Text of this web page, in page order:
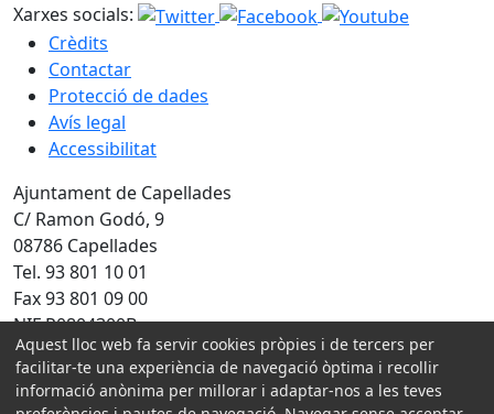
Xarxes socials:
Crèdits
Contactar
Protecció de dades
Avís legal
Accessibilitat
Ajuntament de Capellades
C/ Ramon Godó, 9
08786 Capellades
Tel. 93 801 10 01
Fax 93 801 09 00
NIF P0804300B
Amb la col·laboració de:
Aquest lloc web fa servir cookies pròpies i de tercers per
facilitar-te una experiència de navegació òptima i recollir
informació anònima per millorar i adaptar-nos a les teves